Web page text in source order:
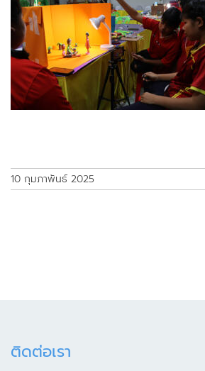
10 กุมภาพันธ์ 2025
ติดต่อเรา